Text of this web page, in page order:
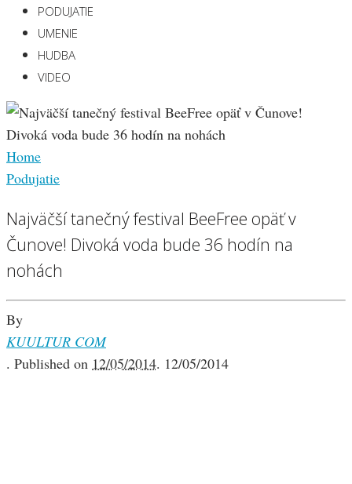
PODUJATIE
UMENIE
HUDBA
VIDEO
Home
Podujatie
Najväčší tanečný festival BeeFree opäť v
Čunove! Divoká voda bude 36 hodín na
nohách
By
KUULTUR COM
. Published on 12/05/2014. 12/05/2014